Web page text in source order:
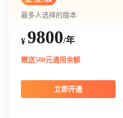
最多人选择的版本
¥ 9800/年
赠送500元通用余额
立即开通